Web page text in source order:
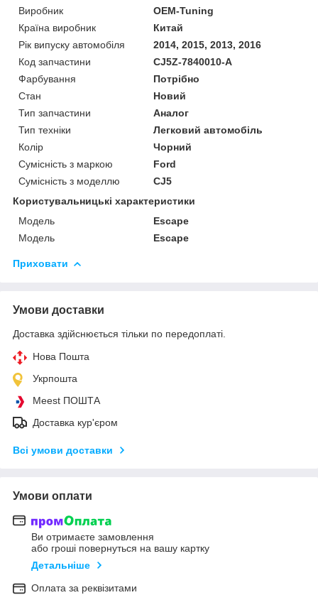
Виробник
OEM-Tuning
Країна виробник
Китай
Рік випуску автомобіля
2014, 2015, 2013, 2016
Код запчастини
CJ5Z-7840010-A
Фарбування
Потрібно
Стан
Новий
Тип запчастини
Аналог
Тип техніки
Легковий автомобіль
Колір
Чорний
Сумісність з маркою
Ford
Сумісність з моделлю
CJ5
Користувальницькі характеристики
Мoдель
Escape
Модель
Escape
Приховати
Умови доставки
Доставка здійснюється тільки по передоплаті.
Нова Пошта
Укрпошта
Meest ПОШТА
Доставка кур'єром
Всі умови доставки
Умови оплати
Ви отримаєте замовлення
або гроші повернуться на вашу картку
Детальніше
Оплата за реквізитами